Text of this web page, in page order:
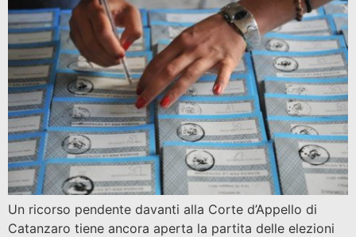
Un ricorso pendente davanti alla Corte d’Appello di
Catanzaro tiene ancora aperta la partita delle elezioni